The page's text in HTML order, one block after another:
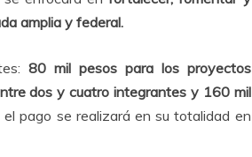
amplia y federal.
80 mil pesos para los proyectos
dos y cuatro integrantes y 160 mil
pago se realizará en su totalidad en